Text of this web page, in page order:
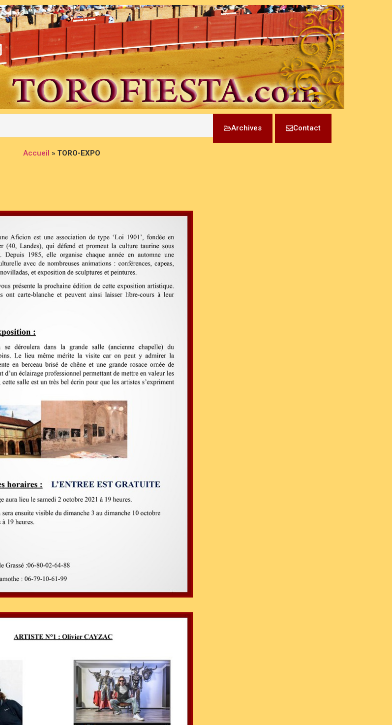
Archives Contact
Accueil » TORO-EXPO